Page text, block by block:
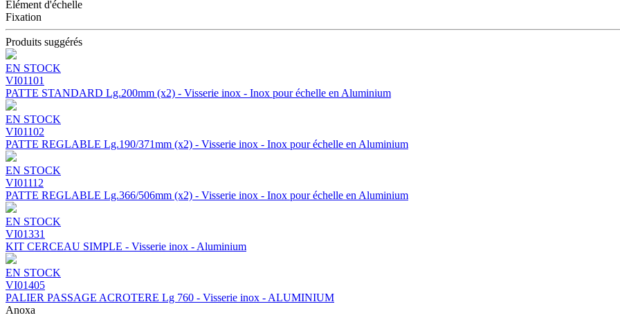
Élément d'échelle
Fixation
Produits suggérés
EN STOCK
VI01101
PATTE STANDARD Lg.200mm (x2) - Visserie inox - Inox pour échelle en Aluminium
EN STOCK
VI01102
PATTE REGLABLE Lg.190/371mm (x2) - Visserie inox - Inox pour échelle en Aluminium
EN STOCK
VI01112
PATTE REGLABLE Lg.366/506mm (x2) - Visserie inox - Inox pour échelle en Aluminium
EN STOCK
VI01331
KIT CERCEAU SIMPLE - Visserie inox - Aluminium
EN STOCK
VI01405
PALIER PASSAGE ACROTERE Lg 760 - Visserie inox - ALUMINIUM
Anoxa